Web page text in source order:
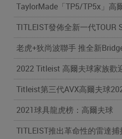
TaylorMade「TP5/TP5x」高
TITLEIST發佈全新一代TOUR
老虎+狄尚波聯手 推全新
2022 Titleist 高爾夫球家族歡
Titleist第三代AVX高爾夫球
2021球具龍虎榜：高爾夫球
TITLEIST推出革命性的雷達